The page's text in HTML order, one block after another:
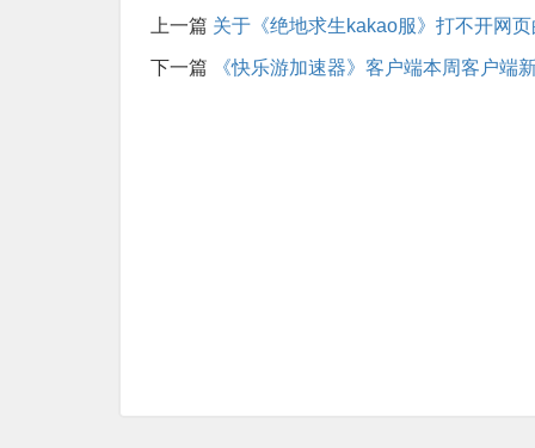
上一篇 关于《绝地求生kakao服》打不开网
下一篇 《快乐游加速器》客户端本周客户端